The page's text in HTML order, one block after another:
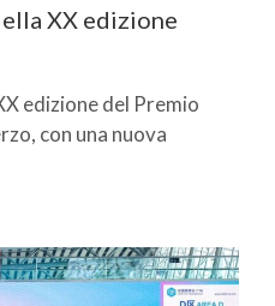
XX edizione
edizione del Premio
con una nuova